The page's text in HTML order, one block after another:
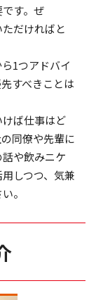
す。ぜ
だければと
1つアドバイ
すべきことは
ば仕事はど
同僚や先輩に
や飲みニケ
しつつ、気兼
。